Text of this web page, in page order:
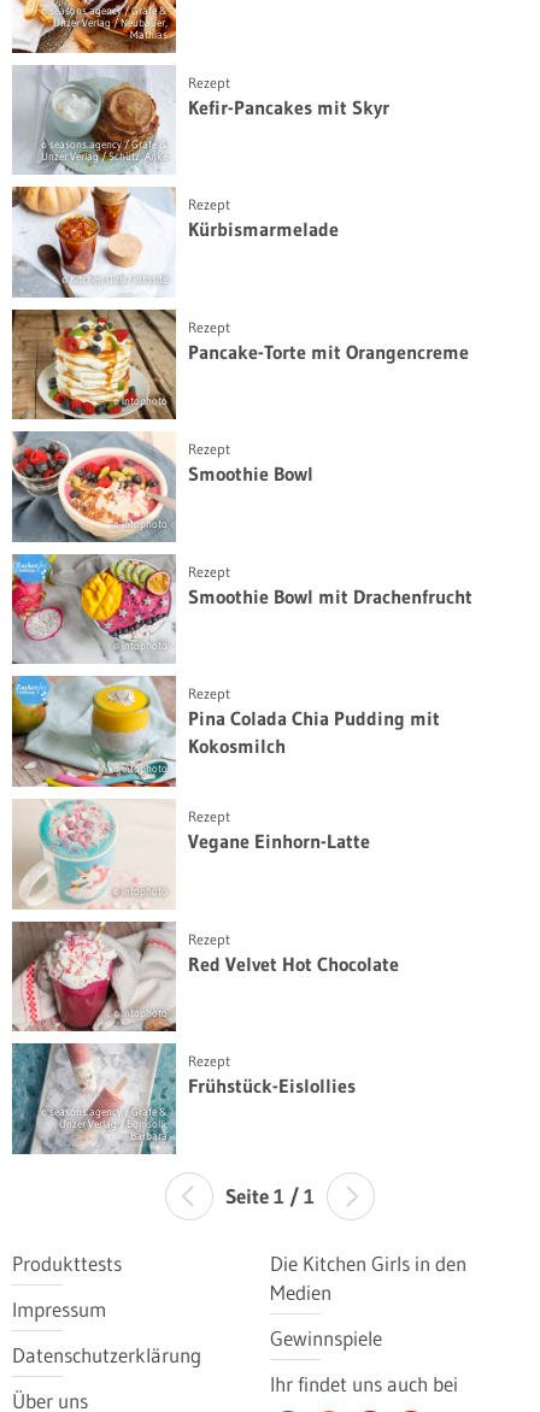
© seasons.agency / Gräfe &
Unzer Verlag / Neubauer,
Mathias
© seasons.agency / Gräfe &
Unzer Verlag / Schütz, Anke
Rezept
Kefir-Pancakes mit Skyr
© Kitchen Girls/ intosite
Rezept
Kürbismarmelade
© intophoto
Rezept
Pancake-Torte mit Orangencreme
© intophoto
Rezept
Smoothie Bowl
© intophoto
Rezept
Smoothie Bowl mit Drachenfrucht
© intophoto
Rezept
Pina Colada Chia Pudding mit
Kokosmilch
© intophoto
Rezept
Vegane Einhorn-Latte
© intophoto
Rezept
Red Velvet Hot Chocolate
© seasons.agency / Gräfe &
Unzer Verlag / Bonisolli,
Barbara
Rezept
Frühstück-Eislollies
Seite 1 / 1
Produkttests
Impressum
Datenschutzerklärung
Über uns
Die Kitchen Girls in den
Medien
Gewinnspiele
Ihr findet uns auch bei